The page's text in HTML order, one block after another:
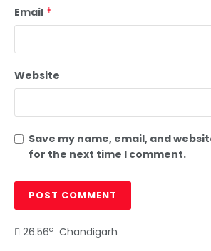
Email *
Website
Save my name, email, and
for the next time I comment.
26.56c Chandigarh